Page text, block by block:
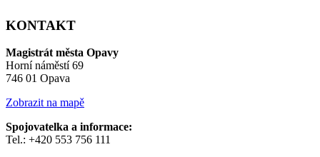
KONTAKT
Magistrát města Opavy
Horní náměstí 69
746 01 Opava
Zobrazit na mapě
Spojovatelka a informace:
Tel.: +420 553 756 111